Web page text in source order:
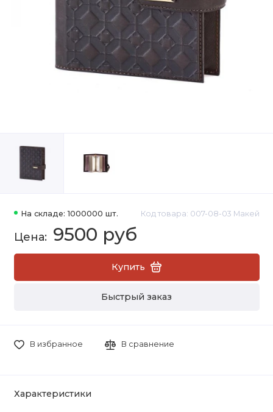
На складе: 1000000 шт. Код товара: 007-08-03 Макей
9500 руб
Купить
Быстрый заказ
В избранное В сравнение
Характеристики